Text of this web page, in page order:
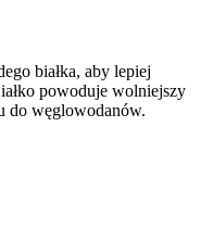
białka, aby lepiej
powoduje wolniejszy
do węglowodanów.